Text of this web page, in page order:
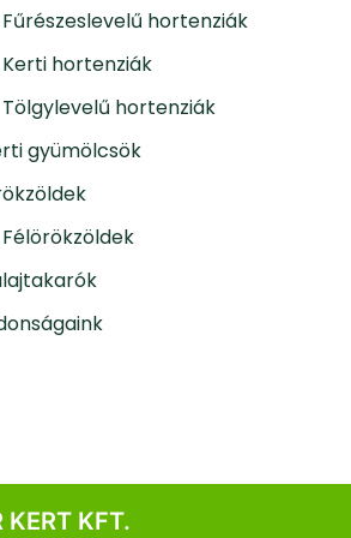
Fűrészeslevelű hortenziák
Kerti hortenziák
Tölgylevelű hortenziák
gyümölcsök
Félörökzöldek
KERT KFT.